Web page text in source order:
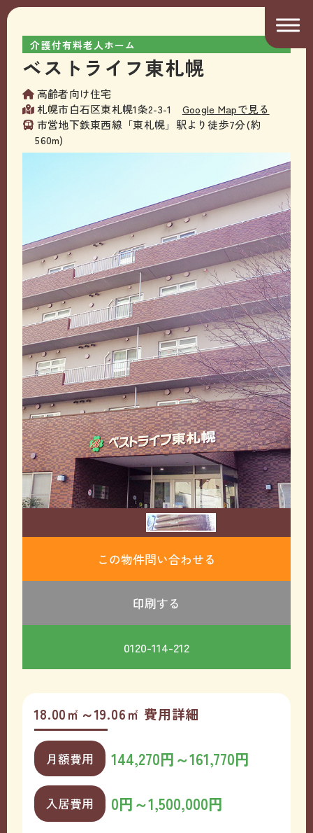
介護付有料老人ホーム
ベストライフ東札幌
高齢者向け住宅
札幌市白石区東札幌1条2-3-1 Google Mapで見る
市営地下鉄東西線「東札幌」駅より徒歩7分(約
560m)
この物件問い合わせる
印刷する
0120-114-212
18.00㎡～19.06㎡ 費用詳細
月額費用 144,270円～161,770円
入居費用 0円～1,500,000円